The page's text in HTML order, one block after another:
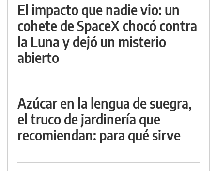
El impacto que nadie vio: un
cohete de SpaceX chocó contra
la Luna y dejó un misterio
abierto
Azúcar en la lengua de suegra,
el truco de jardinería que
recomiendan: para qué sirve